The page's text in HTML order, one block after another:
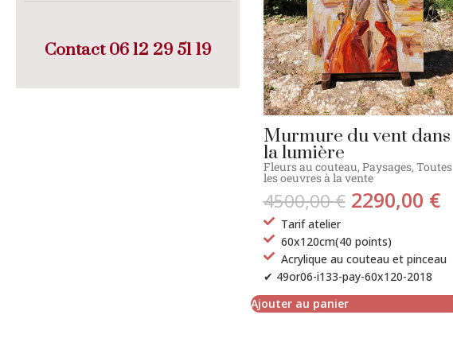
Contact06 12 29 51 19
Murmure du vent dans
la lumière
Fleurs au couteau, Paysages, Toutes
les oeuvres à la vente
4500,00€ 2290,00 €
Tarif atelier
60x120cm(40 points)
Acrylique au couteau et pinceau
✔ 49or06-i133-pay-60x120-2018
Ajouter au panier